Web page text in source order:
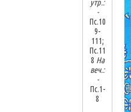
утр.:
-
Пс.10
9-
111;
Пс.11
8 На
веч.:
-
Пс.1-
8